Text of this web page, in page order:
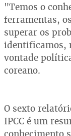
"Temos o
ferramentas,
superar os
identificamos,
vontade
coreano.
O sexto
IPCC é um
conhecimento